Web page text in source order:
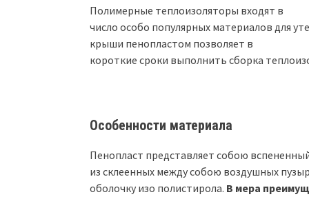
Полимерные теплоизоляторы входят в
число особо популярных материалов для
крыши пенопластом позволяет в
короткие сроки выполнить сборка
Особенности материала
Пенопласт представляет собою
из склеенных между собою воздушных
оболочку изо полистирола. В мера